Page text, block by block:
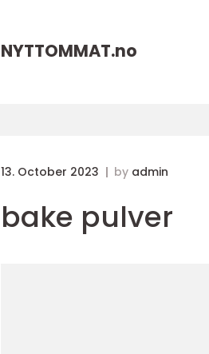
NYTTOMMAT.no
13. October 2023 by admin
bake pulver